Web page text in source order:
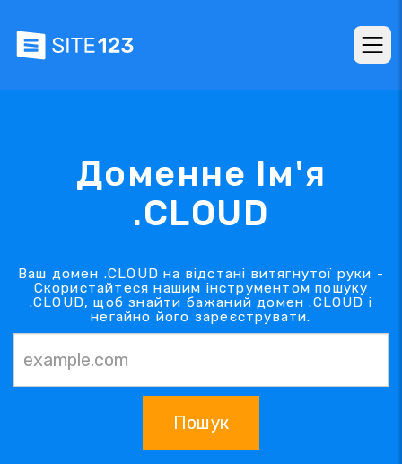
Доменне Ім'я
.CLOUD
Ваш домен .CLOUD на відстані витягнутої руки -
Скористайтеся нашим інструментом пошуку
.CLOUD, щоб знайти бажаний домен .CLOUD і
негайно його зареєструвати.
Пошук